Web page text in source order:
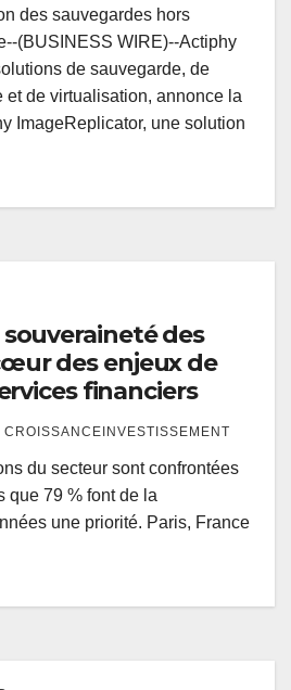
des sauvegardes hors
(BUSINESS WIRE)--Actiphy
de sauvegarde, de
et de virtualisation, annonce la
ImageReplicator, une solution
des
des enjeux de
financiers
CROISSANCEINVESTISSEMENT
du secteur sont confrontées
que 79 % font de la
une priorité. Paris, France